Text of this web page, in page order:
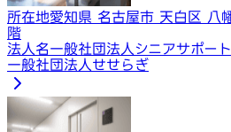
所在地愛知県 名古屋市 天白区 八
階
法人名一般社団法人シニアサポー
一般社団法人せせらぎ